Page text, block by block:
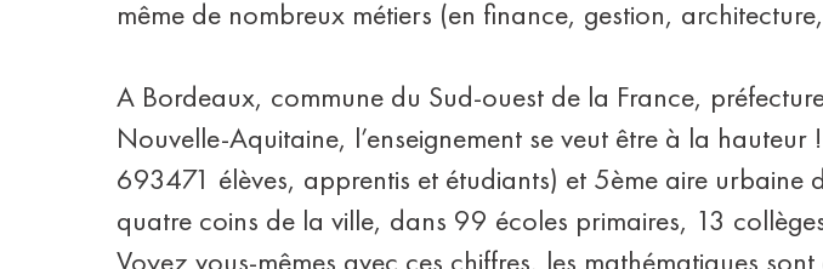
même de nombreux métiers (en finance, gestion,
A Bordeaux, commune du Sud-ouest de la France,
Nouvelle-Aquitaine, l’enseignement se veut être à la
693471 élèves, apprentis et étudiants) et 5ème aire urbaine
quatre coins de la ville, dans 99 écoles primaires, 13
Voyez vous-mêmes avec ces chiffres, les mathématiques sont